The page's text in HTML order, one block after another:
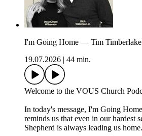
I'm Going Home — Tim Timberlake
19.07.2026
44 min.
Welcome to the VOUS Church
In today's message, I'm Going
reminds us that even in our hardest
Shepherd is always leading us home.